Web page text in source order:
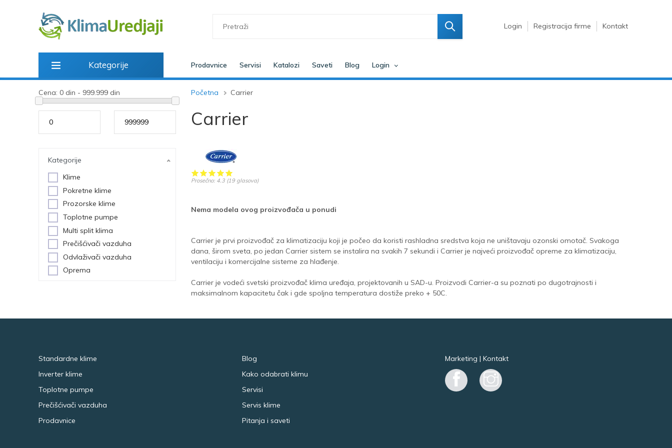
Login Registracija firme Kontakt
Kategorije Prodavnice Servisi Katalozi Saveti Blog Login
Cena: 0 din - 999.999 din
Kategorije
Klime
Pokretne klime
Prozorske klime
Toplotne pumpe
Multi split klima
Prečišćivači vazduha
Odvlaživači vazduha
Oprema
Početna Carrier
Carrier
Prosečno: 4.3 (19 glasova)
Nema modela ovog proizvođača u ponudi
Carrier je prvi proizvođač za klimatizaciju koji je počeo da koristi rashladna sredstva koja ne uništavaju ozonski omotač. Svakoga
dana, širom sveta, po jedan Carrier sistem se instalira na svakih 7 sekundi i Carrier je najveći proizvođač opreme za klimatizaciju,
ventilaciju i komercijalne sisteme za hlađenje.
Carrier je vodeći svetski proizvođač klima uređaja, projektovanih u SAD-u. Proizvodi Carrier-a su poznati po dugotrajnosti i
maksimalnom kapacitetu čak i gde spoljna temperatura dostiže preko + 50C.
Standardne klime
Inverter klime
Toplotne pumpe
Prečišćivači vazduha
Prodavnice
Blog
Kako odabrati klimu
Servisi
Servis klime
Pitanja i saveti
Marketing |Kontakt
FacebookInstagram